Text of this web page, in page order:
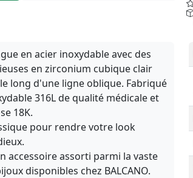
en acier inoxydable avec des
en zirconium cubique clair
long d'une ligne oblique. Fabriqué
316L de qualité médicale et
18K.
pour rendre votre look
accessoire assorti parmi la vaste
disponibles chez BALCANO.